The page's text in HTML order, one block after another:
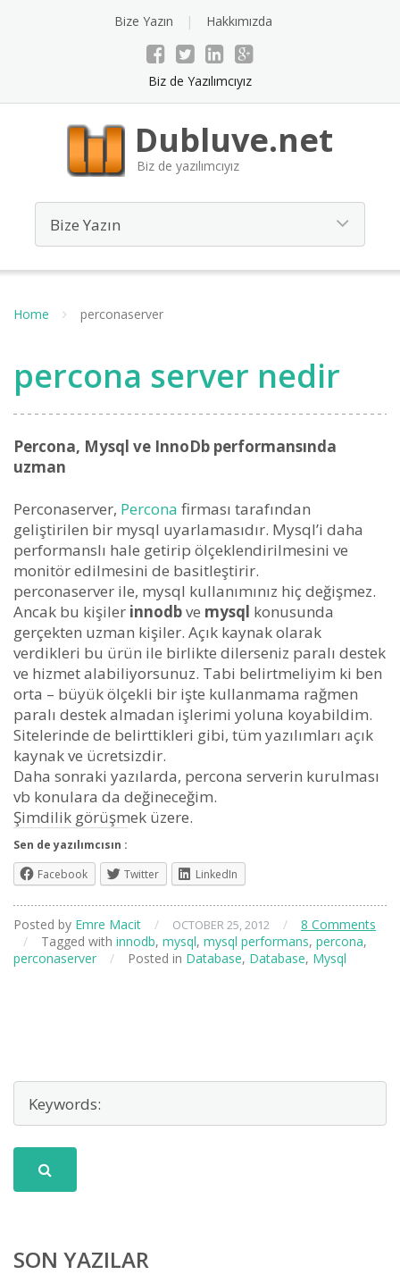
Bize Yazın Hakkımızda
Biz de Yazılımcıyız
Dubluve.net
Biz de yazılımcıyız
Home perconaserver
percona server nedir
Percona, Mysql ve InnoDb performansında
uzman
Perconaserver, Percona firması tarafından
geliştirilen bir mysql uyarlamasıdır. Mysql’i daha
performanslı hale getirip ölçeklendirilmesini ve
monitör edilmesini de basitleştirir.
perconaserver ile, mysql kullanımınız hiç değişmez.
Ancak bu kişiler innodbve mysql konusunda
gerçekten uzman kişiler. Açık kaynak olarak
verdikleri bu ürün ile birlikte dilerseniz paralı destek
ve hizmet alabiliyorsunuz. Tabi belirtmeliyim ki ben
orta – büyük ölçekli bir işte kullanmama rağmen
paralı destek almadan işlerimi yoluna koyabildim.
Sitelerinde de belirttikleri gibi, tüm yazılımları açık
kaynak ve ücretsizdir.
Daha sonraki yazılarda, percona serverin kurulması
vb konulara da değineceğim.
Şimdilik görüşmek üzere.
Sen de yazılımcısın :
Facebook
Twitter LinkedIn
Posted by Emre Macit / OCTOBER 25, 2012 /
8 Comments
/
Tagged with innodb, mysql, mysql performans, percona,
perconaserver
/ Posted in Database, Database, Mysql
SON YAZILAR